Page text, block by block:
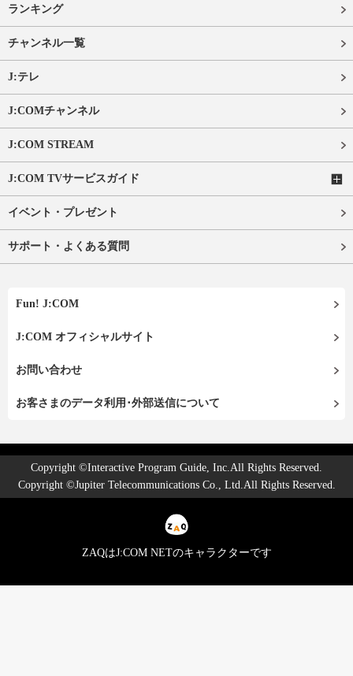
ランキング
チャンネル一覧
J:テレ
J:COMチャンネル
J:COM STREAM
J:COM TVサービスガイド
イベント・プレゼント
サポート・よくある質問
Fun! J:COM
J:COM オフィシャルサイト
お問い合わせ
お客さまのデータ利用･外部送信について
Copyright ©Interactive Program Guide, Inc.All Rights Reserved.
Copyright ©Jupiter Telecommunications Co., Ltd.All Rights Reserved.
ZAQはJ:COM NETのキャラクターです